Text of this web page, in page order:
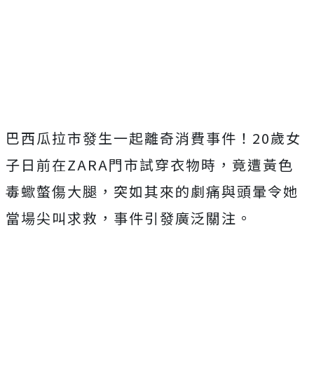
巴西瓜拉市發生一起離奇消費事件！20歲女
子日前在ZARA門市試穿衣物時，竟遭黃色
毒蠍螫傷大腿，突如其來的劇痛與頭暈令她
當場尖叫求救，事件引發廣泛關注。